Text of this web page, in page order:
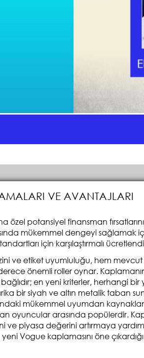
VE AVANTAJLARI
özel potansiyel finansman
mükemmel dengeyi sağlamak için
için karşılaştırmalı
ve etiket uyumluluğu, hem
önemli roller oynar.
en yeni kriterler, herhangi bir
bir siyah ve altın metalik taban
mükemmel uyumdan
oyuncular arasında popülerdir.
piyasa değerini artırmaya
Vogue kaplamasını öne